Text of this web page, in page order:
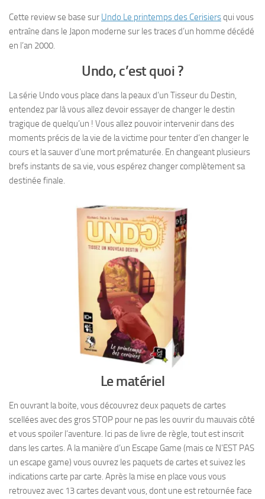
Cette review se base sur Undo Le printemps des Cerisiersqui vous
entraîne dans le Japon moderne sur les traces d’un homme décédé
en l’an 2000.
Undo, c’est quoi ?
La série Undo vous place dans la peaux d’un Tisseur du Destin,
entendez par là vous allez devoir essayer de changer le destin
tragique de quelqu’un ! Vous allez pouvoir intervenir dans des
moments précis de la vie de la victime pour tenter d’en changer le
cours et la sauver d’une mort prématurée. En changeant plusieurs
brefs instants de sa vie, vous espérez changer complètement sa
destinée finale.
Le matériel
En ouvrant la boite, vous découvrez deux paquets de cartes
scellées avec des gros STOP pour ne pas les ouvrir du mauvais côté
et vous spoiler l’aventure. Ici pas de livre de règle, tout est inscrit
dans les cartes. A la manière d’un Escape Game (mais ce N’EST PAS
un escape game) vous ouvrez les paquets de cartes et suivez les
indications carte par carte. Après la mise en place vous vous
retrouvez avec 13 cartes devant vous, dont une est retournée face